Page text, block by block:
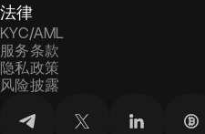
法律
KYC/AML
服务条款
隐私政策
风险披露